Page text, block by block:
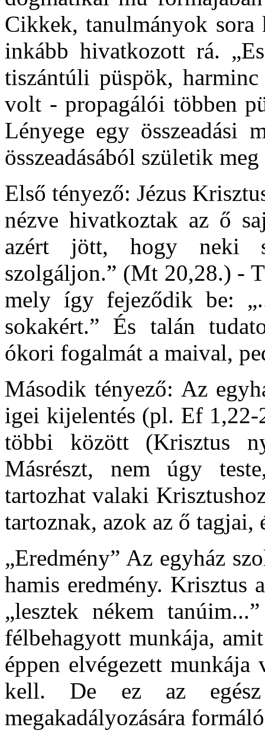
Cikkek, tanulmányok sora
inkább hivatkozott rá.
tiszántúli püspök,
volt - propagálói többen
Lényege egy összeadási
összeadásából születik
Első tényező: Jézus
nézve hivatkoztak az ő
azért jött, hogy neki
szolgáljon.” (Mt 20,28.) -
mely így fejeződik be:
sokakért.” És talán
ókori fogalmát a maival,
Második tényező: Az
igei kijelentés (pl. Ef 1,22-
többi között (Krisztus
Másrészt, nem úgy
tartozhat valaki
tartoznak, azok az ő tagjai,
„Eredmény” Az egyház
hamis eredmény. Krisztus
„lesztek nékem
félbehagyott munkája,
éppen elvégezett
kell. De ez az egész
megakadályozására